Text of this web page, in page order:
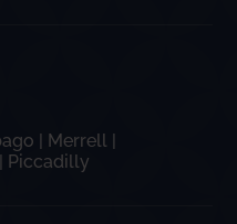
| Merrell |
| Piccadilly